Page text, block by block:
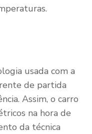
usada com a
de partida
Assim, o carro
na hora de
da técnica